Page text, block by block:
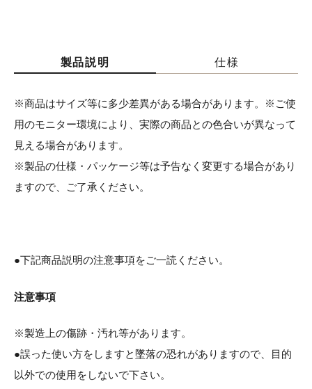
製品説明 仕様
※商品はサイズ等に多少差異がある場合があります。※ご使
用のモニター環境により、実際の商品との色合いが異なって
見える場合があります。
※製品の仕様・パッケージ等は予告なく変更する場合があり
ますので、ご了承ください。
●下記商品説明の注意事項をご一読ください。
注意事項
※製造上の傷跡・汚れ等があります。
●誤った使い方をしますと墜落の恐れがありますので、目的
以外での使用をしないで下さい。